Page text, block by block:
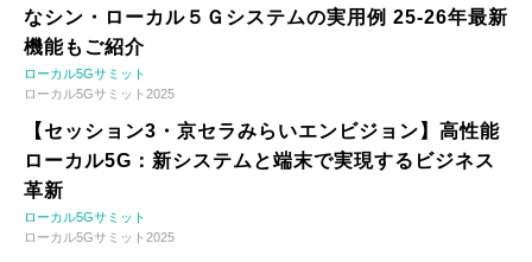
なシン・ローカル５Ｇシステムの実用例 25-26年最新
機能もご紹介
ローカル5Gサミット
ローカル5Gサミット2025
【セッション3・京セラみらいエンビジョン】高性能
ローカル5G：新システムと端末で実現するビジネス
革新
ローカル5Gサミット
ローカル5Gサミット2025